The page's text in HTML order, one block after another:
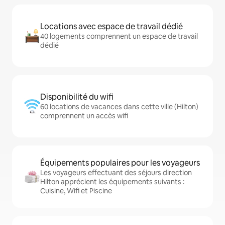
Locations avec espace de travail dédié
40 logements comprennent un espace de travail
dédié
Disponibilité du wifi
60 locations de vacances dans cette ville (Hilton)
comprennent un accès wifi
Équipements populaires pour les voyageurs
Les voyageurs effectuant des séjours direction
Hilton apprécient les équipements suivants :
Cuisine, Wifi et Piscine